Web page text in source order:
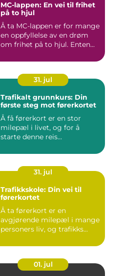
MC-lappen: En vei til frihet
på to hjul
Å ta MC-lappen er for mange
en oppfyllelse av en drøm
om frihet på to hjul. Enten...
31. jul
Trafikalt grunnkurs: Din
første steg mot førerkortet
Å få førerkort er en stor
milepæl i livet, og for å
starte denne reis...
31. jul
Trafikkskole: Din vei til
førerkortet
Å ta førerkort er en
avgjørende milepæl i mange
personers liv, og trafikks...
01. jul